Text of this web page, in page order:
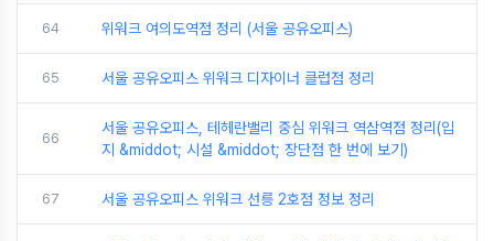
64 위워크 여의도역점 정리 (서울 공유오피스)
65 서울 공유오피스 위워크 디자이너 클럽점 정리
66
서울 공유오피스, 테헤란밸리 중심 위워크 역삼역점 정리(입
지 &middot; 시설 &middot; 장단점 한 번에 보기)
67 서울 공유오피스 위워크 선릉 2호점 정보 정리